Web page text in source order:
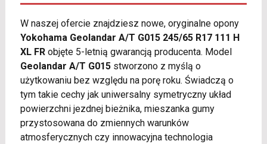
W naszej ofercie znajdziesz nowe, oryginalne opony
Yokohama Geolandar A/T G015 245/65 R17 111 H
XL FRobjęte 5-letnią gwarancją producenta. Model
Geolandar A/T G015stworzono z myślą o
użytkowaniu bez względu na porę roku. Świadczą o
tym takie cechy jak uniwersalny symetryczny układ
powierzchni jezdnej bieżnika, mieszanka gumy
przystosowana do zmiennych warunków
atmosferycznych czy innowacyjna technologia